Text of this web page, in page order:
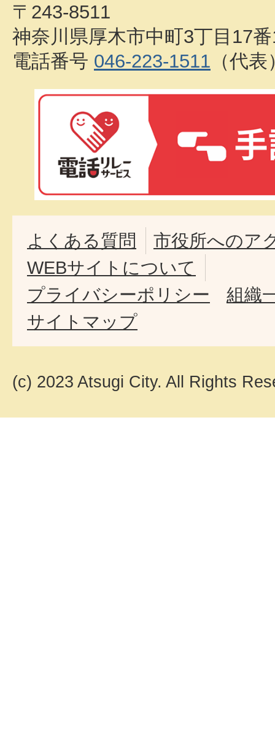
〒243-8511
神奈川県厚木市中町3丁目17
電話番号 046-223-1511 （代表
よくある質問
市役所へのア
WEBサイトについて
プライバシーポリシー
組織
サイトマップ
(c) 2023 Atsugi City. All Rights